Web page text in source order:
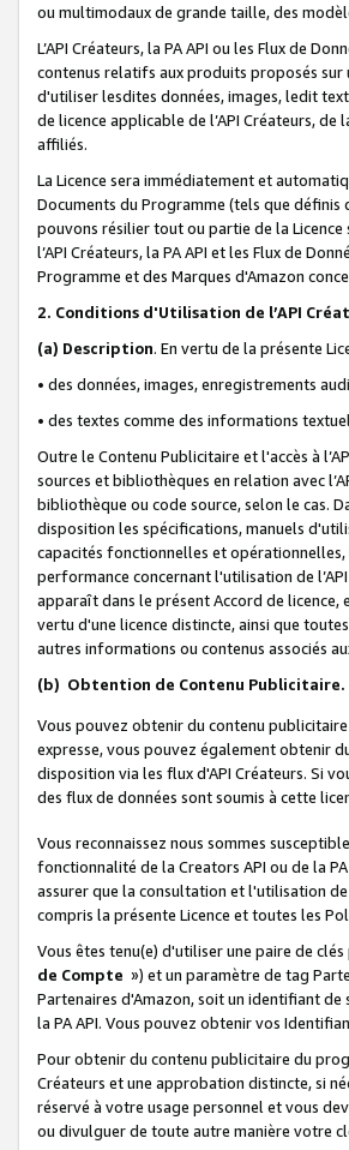
ou multimodaux de grande taille, des
L’API Créateurs, la PA API ou les Flux de
contenus relatifs aux produits proposés sur
d'utiliser lesdites données, images, ledit
de licence applicable de l’API Créateurs,
affiliés.
La Licence sera immédiatement et
Documents du Programme (tels que
pouvons résilier tout ou partie de la
l’API Créateurs, la PA API et les Flux de
Programme et des Marques d'Amazon
2. Conditions d'Utilisation de l’API
(a) Description. En vertu de la présente
• des données, images, enregistrements
• des textes comme des informations
Outre le Contenu Publicitaire et l'accès à
sources et bibliothèques en relation avec
bibliothèque ou code source, selon le cas.
disposition les spécifications, manuels
capacités fonctionnelles et opérationnelles,
performance concernant l'utilisation de
apparaît dans le présent Accord de
vertu d'une licence distincte, ainsi que
autres informations ou contenus associés
(b) Obtention de Contenu Publicitaire.
Vous pouvez obtenir du contenu
expresse, vous pouvez également obtenir
disposition via les flux d'API Créateurs. Si
des flux de données sont soumis à cette
Vous reconnaissez nous sommes
fonctionnalité de la Creators API ou de la
assurer que la consultation et l'utilisation de
compris la présente Licence et toutes les
Vous êtes tenu(e) d'utiliser une paire de
de Compte ») et un paramètre de tag
Partenaires d'Amazon, soit un identifiant
la PA API. Vous pouvez obtenir vos
Pour obtenir du contenu publicitaire du
Créateurs et une approbation distincte, si
réservé à votre usage personnel et vous
ou divulguer de toute autre manière votre